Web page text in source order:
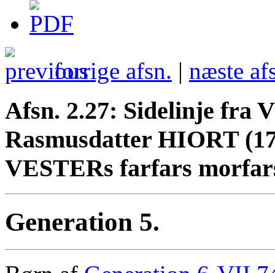
forrige afsn. | næste
Afsn. 2.27: Sidelinje fra
Rasmusdatter HIORT
VESTERs farfars
Generation 5.